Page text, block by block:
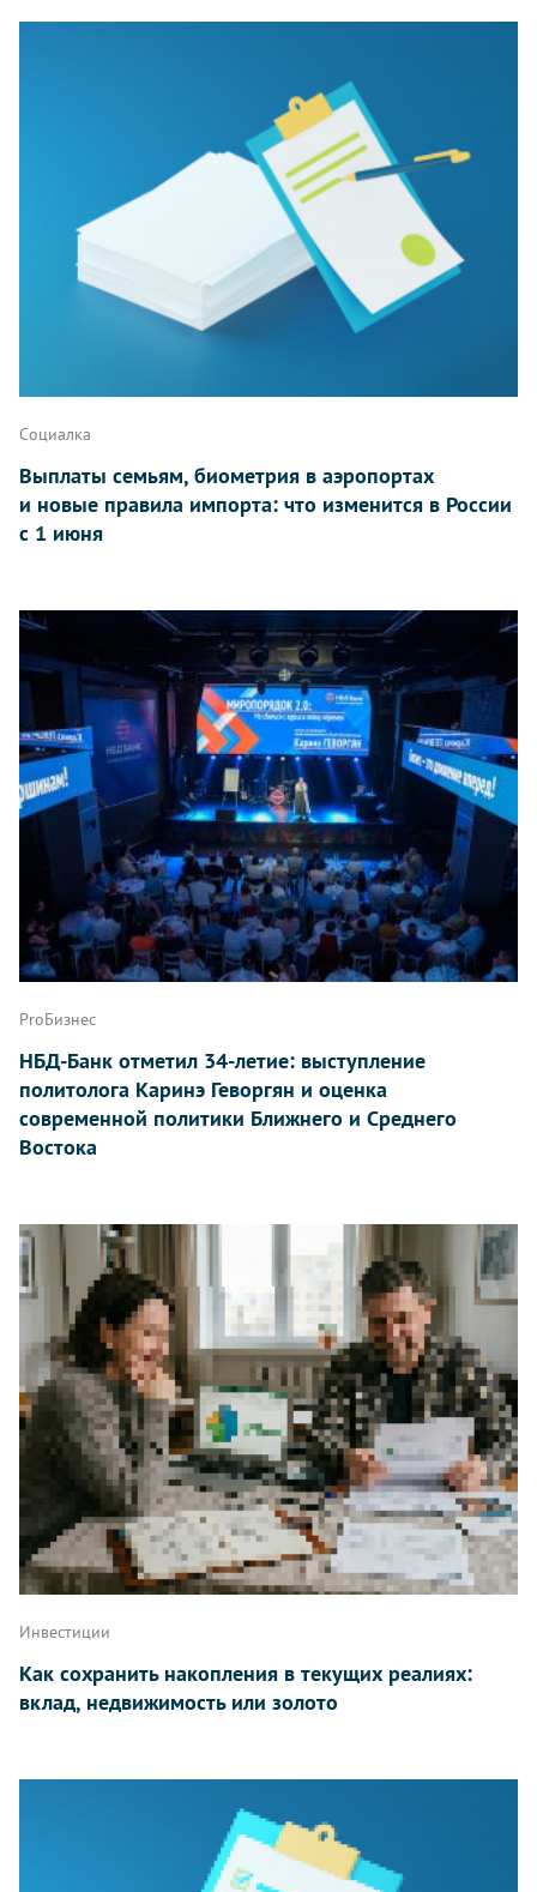
Социалка
Выплаты семьям, биометрия в аэропортах
и новые правила импорта: что изменится в России
с 1 июня
ProБизнес
НБД-Банк отметил 34-летие: выступление
политолога Каринэ Геворгян и оценка
современной политики Ближнего и Среднего
Востока
Инвестиции
Как сохранить накопления в текущих реалиях:
вклад, недвижимость или золото